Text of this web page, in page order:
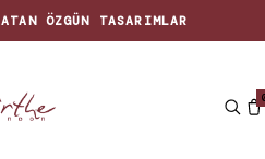
ÖZGÜN TASARIMLAR